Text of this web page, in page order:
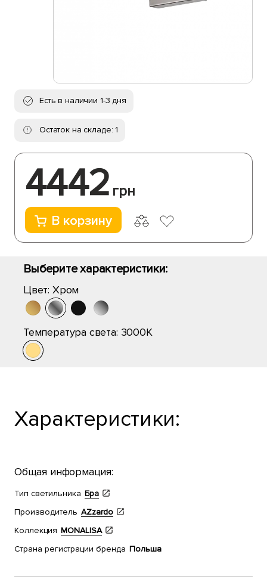
Есть в наличии 1-3 дня
Остаток на складе: 1
4442 грн
В корзину
Выберите характеристики:
Цвет: Хром
Температура света: 3000K
Характеристики:
Общая информация:
Тип светильника Бра
Производитель AZzardo
Коллекция MONALISA
Страна регистрации бренда Польша